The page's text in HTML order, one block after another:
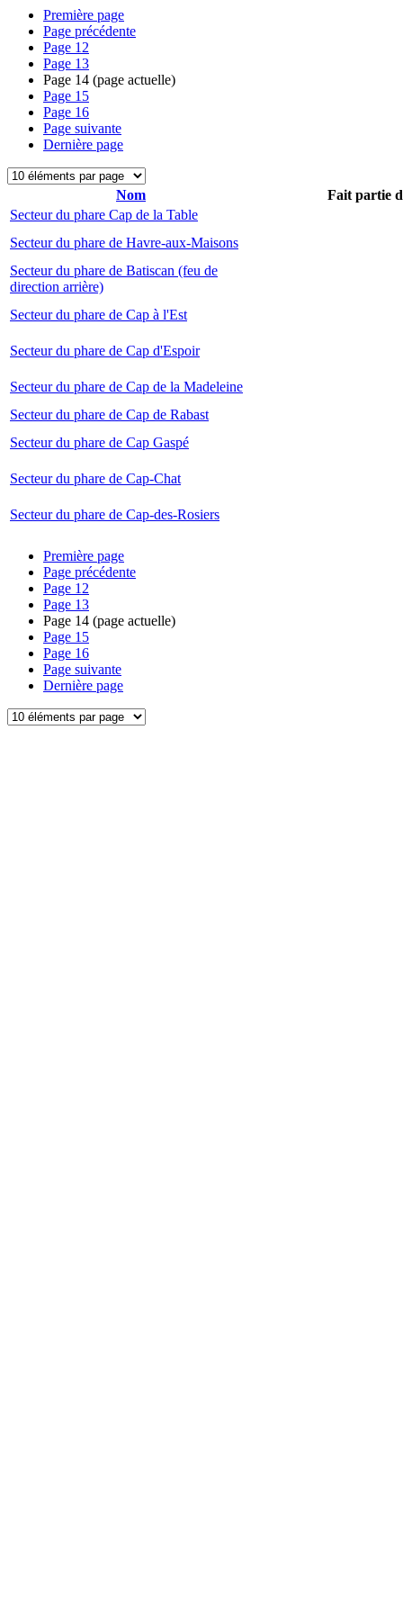
Première page
Page précédente
Page 12
Page 13
Page 14 (page actuelle)
Page 15
Page 16
Page suivante
Dernière page
Nom
Fait partie
Secteur du phare Cap de la Table
Secteur du phare de Havre-aux-Maisons
Secteur du phare de Batiscan (feu de
direction arrière)
Secteur du phare de Cap à l'Est
Secteur du phare de Cap d'Espoir
Secteur du phare de Cap de la Madeleine
Secteur du phare de Cap de Rabast
Secteur du phare de Cap Gaspé
Secteur du phare de Cap-Chat
Secteur du phare de Cap-des-Rosiers
Première page
Page précédente
Page 12
Page 13
Page 14 (page actuelle)
Page 15
Page 16
Page suivante
Dernière page